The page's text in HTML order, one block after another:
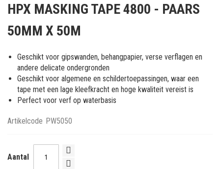
het
van
afbeeldingen-
gallerij
HPX MASKING TAPE 4800 - PAARS
50MM X 50M
Geschikt voor gipswanden, behangpapier, verse verflagen en
andere delicate ondergronden
Geschikt voor algemene en schildertoepassingen, waar een
tape met een lage kleefkracht en hoge kwaliteit vereist is
Perfect voor verf op waterbasis
Artikelcode PW5050
Aantal